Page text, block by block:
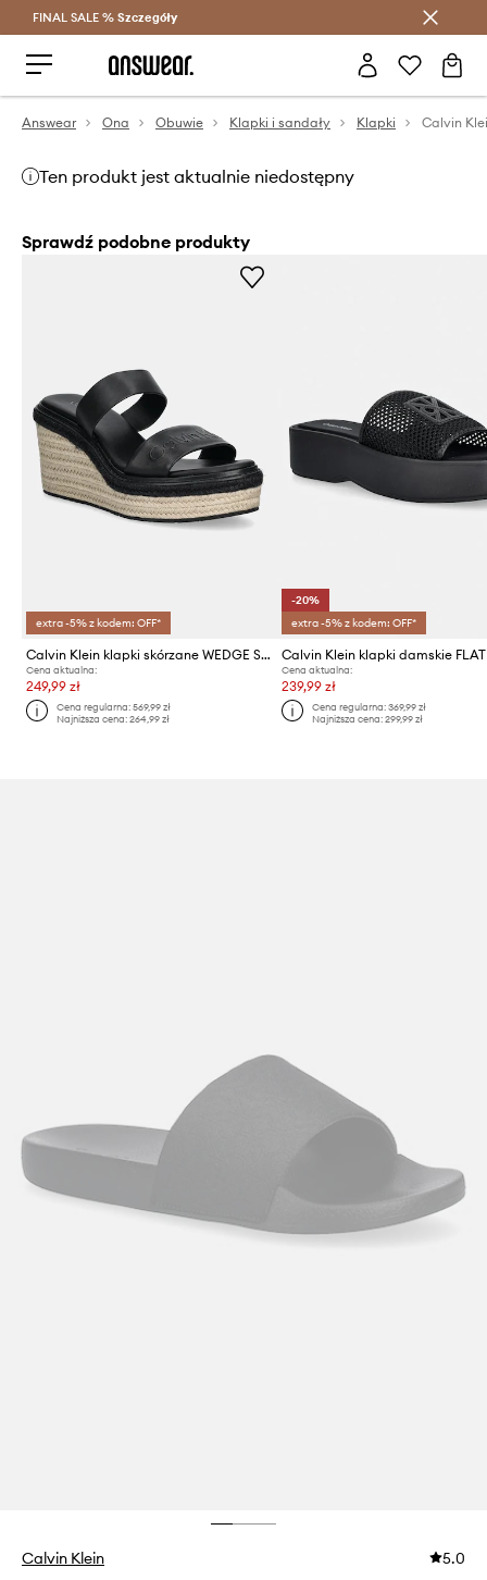
Oszczędzaj z Answear Club >
FINAL SALE % Szczegóły
Answear Ona Obuwie Klapki i sandały Klapki
Ten produkt jest aktualnie niedostępny
Sprawdź podobne produkty
extra -5% z kodem: OFF*
Calvin Klein klapki skórzane WEDGE SANDAL 50 - HE
Cena aktualna:
249,99 zł
Cena regularna:569,99 zł
Najniższa cena:264,99 zł
-20%
extra -5% z kodem: OFF*
Cena aktualna:
239,99 zł
Cena regularna: 369,99 zł
Najniższa cena: 299,99 zł
Calvin Klein 5.0